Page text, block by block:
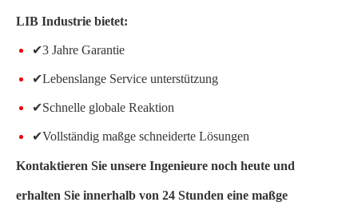
LIB Industrie bietet:
✔3 Jahre Garantie
✔Lebenslange Service unterstützung
✔Schnelle globale Reaktion
✔Vollständig maßge schneiderte Lösungen
Kontaktieren Sie unsere Ingenieure noch heute und
erhalten Sie innerhalb von 24 Stunden eine maßge